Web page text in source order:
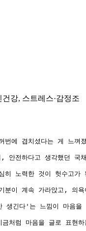
건강, 스트레스·감정조
번에 겹치셨다는 게 느껴
안전하다고 생각했던
히 노력한 것이 헛수고
분이 계속 가라앉고, 의
긴다'는 느낌이 마음을
처럼 마음을 글로 표